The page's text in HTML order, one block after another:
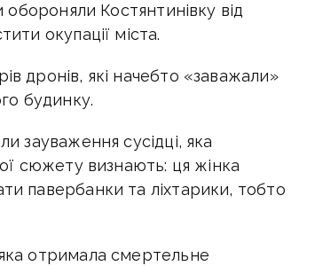
Костянтинівку від
окупації міста.
дронів, які начебто «заважали»
будинку.
зауваження сусідці, яка
сюжету визнають: ця жінка
павербанки та ліхтарики, тобто
отримала смертельне